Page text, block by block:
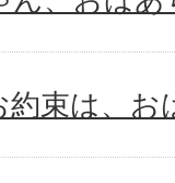
約束は、お